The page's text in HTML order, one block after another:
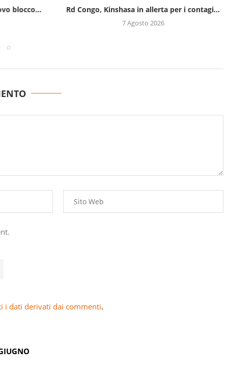
blocco... Rd Congo, Kinshasa in allerta per i contagi...
7 Agosto 2026
i dati derivati dai commenti.